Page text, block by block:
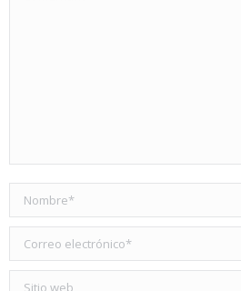
Nombre *
Correo electrónico *
Sitio web